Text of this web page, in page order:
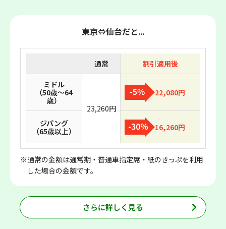
東京⇔仙台だと...
通常 割引適用後
ミドル
（50歳～64
歳）
23,260円
22,080円
ジパング
（65歳以上）
16,260円
※通常の金額は通常期・普通車指定席・紙のきっぷを利用
した場合の金額です。
さらに詳しく見る